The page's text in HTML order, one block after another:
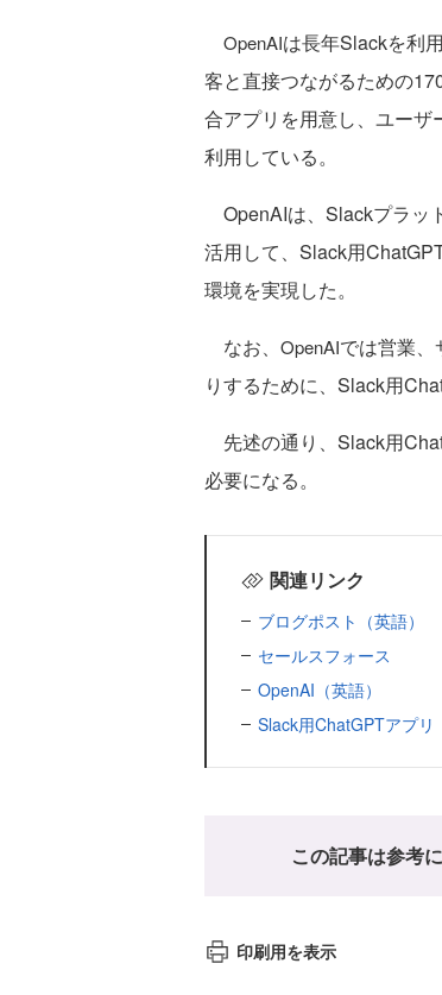
OpenAIは長年Slackを利
客と直接つながるための
合アプリを用意し、ユー
利用している。
OpenAIは、Slackプラッ
活用して、Slack用
環境を実現した。
なお、 OpenAIでは営業
りするために、Slack用
先述の通り、Slack用
必要になる。
関連リンク
ブログポスト（英語）
セールスフォース
OpenAI（英語）
Slack用ChatGPTアプリ
この記事は参考
印刷用を表示